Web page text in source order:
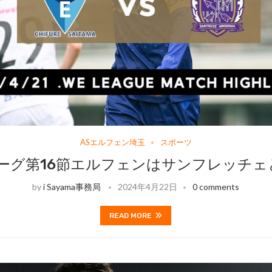
ASエルフェン埼玉 スポーツ
グ第16節エルフェンはサンフレッチェ
byi Sayama事務局 2024年4月22日 0 comments
READ MORE